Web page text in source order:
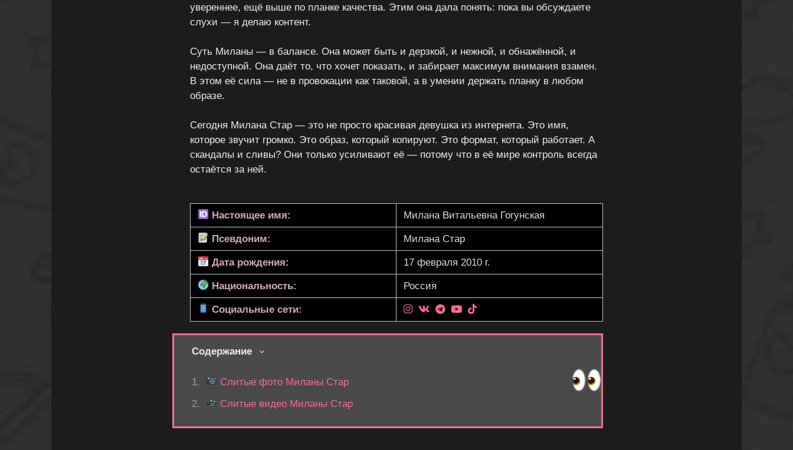
увереннее, ещё выше по планке качества. Этим она дала понять: пока вы обсуждаете
слухи — я делаю контент.
Суть Миланы — в балансе. Она может быть и дерзкой, и нежной, и обнажённой, и
недоступной. Она даёт то, что хочет показать, и забирает максимум внимания взамен.
В этом её сила — не в провокации как таковой, а в умении держать планку в любом
образе.
Сегодня Милана Стар — это не просто красивая девушка из интернета. Это имя,
которое звучит громко. Это образ, который копируют. Это формат, который работает. А
скандалы и сливы? Они только усиливают её — потому что в её мире контроль всегда
остаётся за ней.
Настоящее имя: Милана Витальевна Гогунская
Псевдоним: Милана Стар
Дата рождения: 17 февраля 2010 г.
Национальность: Россия
Социальные сети:
Содержание
Слитые фото Миланы Стар
Слитые видео Миланы Стар